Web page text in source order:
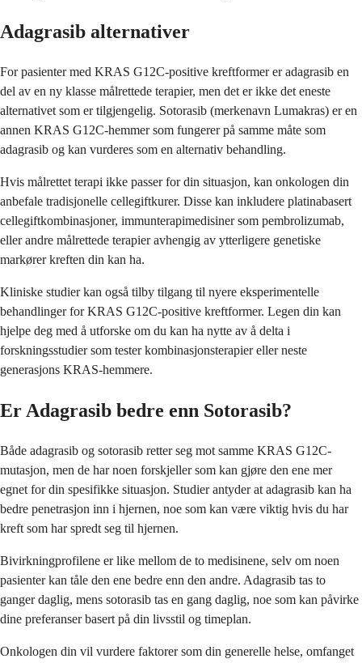
Adagrasib alternativer
For pasienter med KRAS G12C-positive kreftformer er adagrasib en
del av en ny klasse målrettede terapier, men det er ikke det eneste
alternativet som er tilgjengelig. Sotorasib (merkenavn Lumakras) er en
annen KRAS G12C-hemmer som fungerer på samme måte som
adagrasib og kan vurderes som en alternativ behandling.
Hvis målrettet terapi ikke passer for din situasjon, kan onkologen din
anbefale tradisjonelle cellegiftkurer. Disse kan inkludere platinabasert
cellegiftkombinasjoner, immunterapimedisiner som pembrolizumab,
eller andre målrettede terapier avhengig av ytterligere genetiske
markører kreften din kan ha.
Kliniske studier kan også tilby tilgang til nyere eksperimentelle
behandlinger for KRAS G12C-positive kreftformer. Legen din kan
hjelpe deg med å utforske om du kan ha nytte av å delta i
forskningsstudier som tester kombinasjonsterapier eller neste
generasjons KRAS-hemmere.
Er Adagrasib bedre enn Sotorasib?
Både adagrasib og sotorasib retter seg mot samme KRAS G12C-
mutasjon, men de har noen forskjeller som kan gjøre den ene mer
egnet for din spesifikke situasjon. Studier antyder at adagrasib kan ha
bedre penetrasjon inn i hjernen, noe som kan være viktig hvis du har
kreft som har spredt seg til hjernen.
Bivirkningprofilene er like mellom de to medisinene, selv om noen
pasienter kan tåle den ene bedre enn den andre. Adagrasib tas to
ganger daglig, mens sotorasib tas en gang daglig, noe som kan påvirke
dine preferanser basert på din livsstil og timeplan.
Onkologen din vil vurdere faktorer som din generelle helse, omfanget